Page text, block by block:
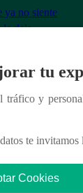
ya no siente
le deja
tu
tráfico y
te invitamos
Cookies